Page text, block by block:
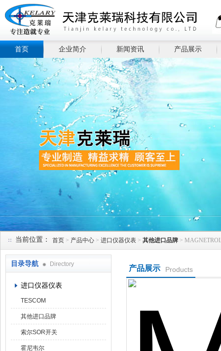
首页 企业简介 新闻资讯 产品展示
当前位置： 首页 > 产品中心 > 进口仪器仪表 > 其他进口品牌 >
目录导航 Directory
进口仪器仪表
TESCOM
其他进口品牌
索尔SOR开关
霍尼韦尔
产品展示 Products